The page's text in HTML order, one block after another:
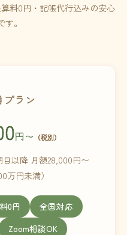
料0円・記帳代行込みの安心
。
ラン
円〜 （税別）
以降 月額28,000円〜
万円未満）
0円
全国対応
Zoom相談OK